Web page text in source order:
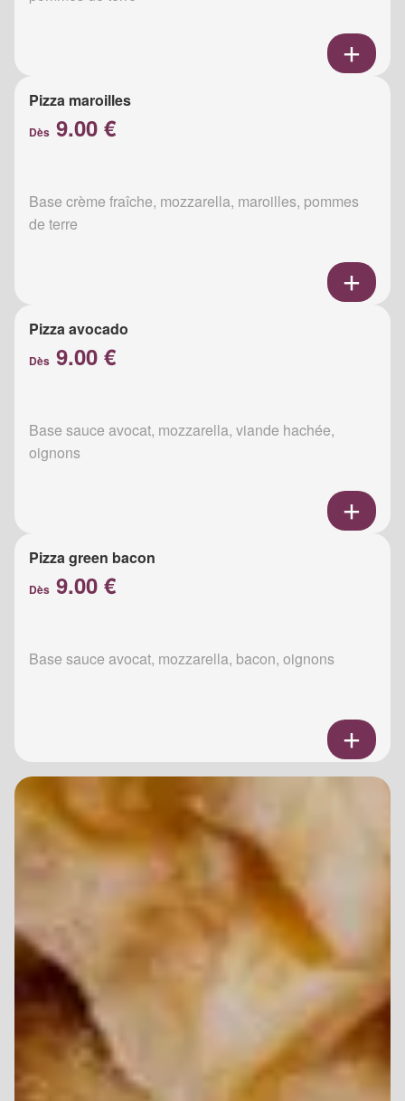
Pizza maroilles
Dès 9.00 €
Base crème fraîche, mozzarella, maroilles, pommes
de terre
Pizza avocado
Dès 9.00 €
Base sauce avocat, mozzarella, viande hachée,
oignons
Pizza green bacon
Dès 9.00 €
Base sauce avocat, mozzarella, bacon, oignons